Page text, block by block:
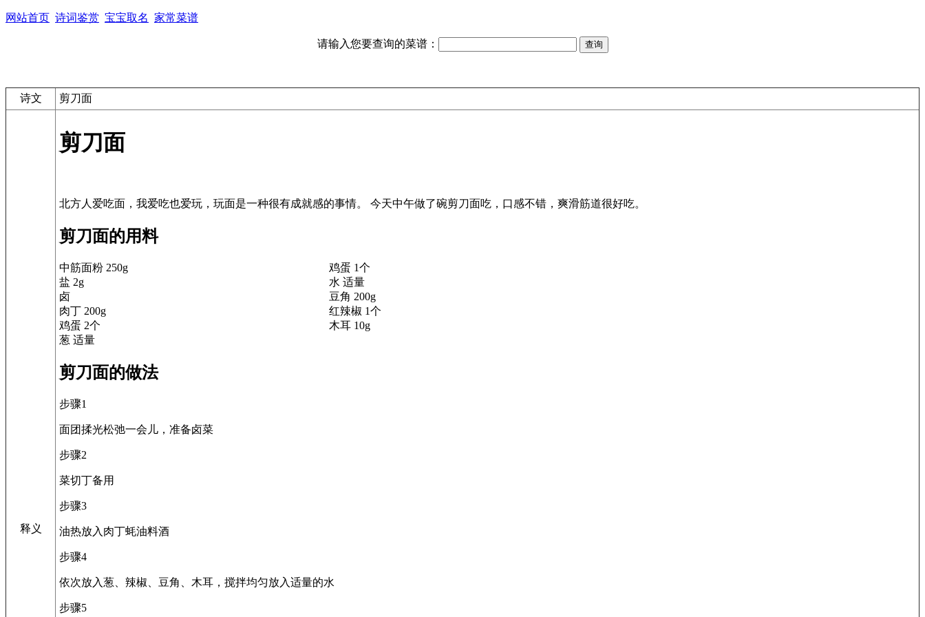
网站首页 诗词鉴赏 宝宝取名 家常菜谱
请输入您要查询的菜谱：
诗文 剪刀面
释义
剪刀面
剪刀面的用料
中筋面粉 250g
鸡蛋 1个
盐 2g
水 适量
卤
豆角 200g
肉丁 200g
红辣椒 1个
鸡蛋 2个
木耳 10g
葱 适量
剪刀面的做法
步骤1
面团揉光松弛一会儿，准备卤菜
步骤2
菜切丁备用
步骤3
油热放入肉丁蚝油料酒
步骤4
依次放入葱、辣椒、豆角、木耳，搅拌均匀放入适量的水
步骤5